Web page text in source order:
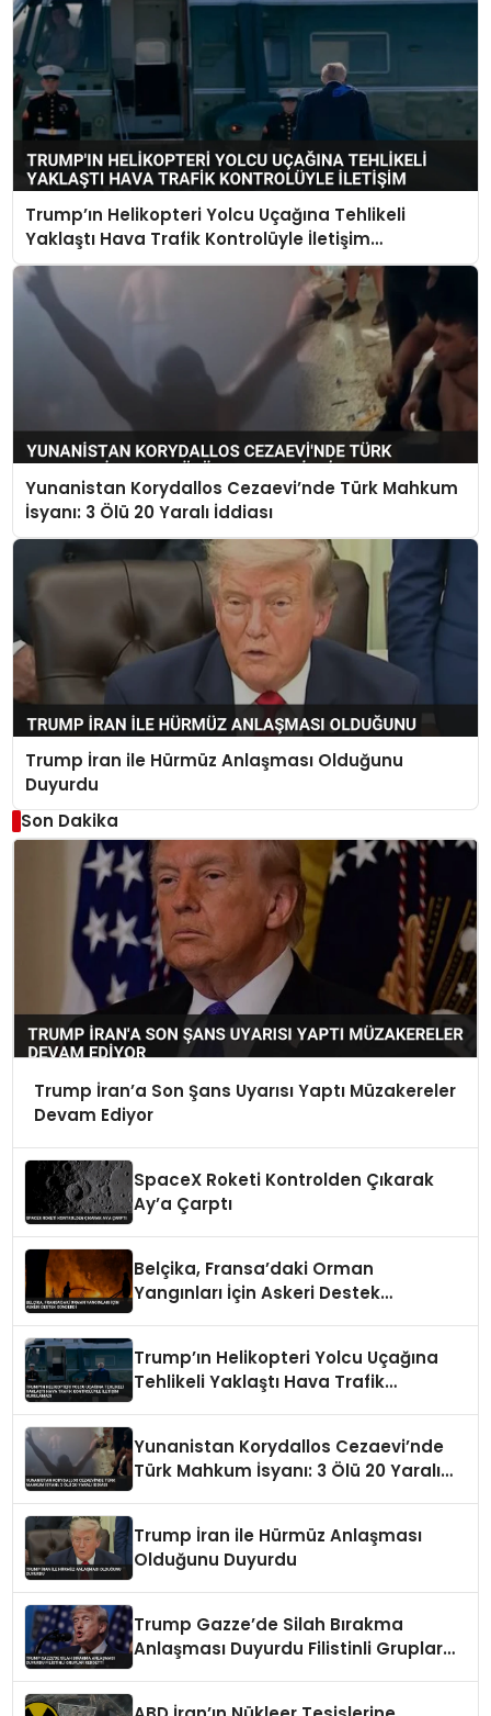
Trump’ın Helikopteri Yolcu Uçağına Tehlikeli
Yaklaştı Hava Trafik Kontrolüyle İletişim
Kurulamadı
Yunanistan Korydallos Cezaevi’nde Türk Mahkum
İsyanı: 3 Ölü 20 Yaralı İddiası
Trump İran ile Hürmüz Anlaşması Olduğunu
Duyurdu
Son Dakika
Trump İran’a Son Şans Uyarısı Yaptı Müzakereler
Devam Ediyor
SpaceX Roketi Kontrolden Çıkarak
Ay’a Çarptı
Belçika, Fransa’daki Orman
Yangınları İçin Askeri Destek
Trump’ın Helikopteri Yolcu Uçağına
Tehlikeli Yaklaştı Hava Trafik
Yunanistan Korydallos Cezaevi’nde
Türk Mahkum İsyanı: 3 Ölü 20 Yaralı
Trump İran ile Hürmüz Anlaşması
Olduğunu Duyurdu
Trump Gazze’de Silah Bırakma
Anlaşması Duyurdu Filistinli Gruplar